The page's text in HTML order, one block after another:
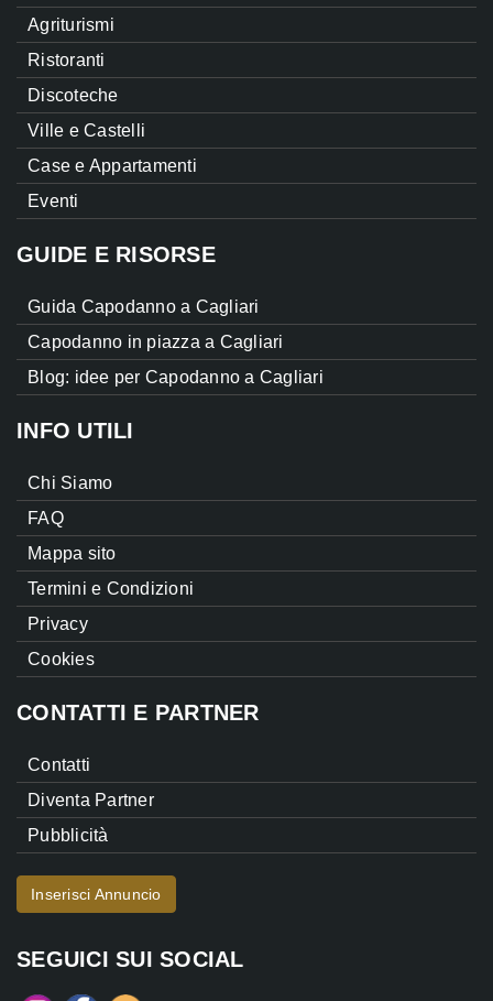
Agriturismi
Ristoranti
Discoteche
Ville e Castelli
Case e Appartamenti
Eventi
GUIDE E RISORSE
Guida Capodanno a Cagliari
Capodanno in piazza a Cagliari
Blog: idee per Capodanno a Cagliari
INFO UTILI
Chi Siamo
FAQ
Mappa sito
Termini e Condizioni
Privacy
Cookies
CONTATTI E PARTNER
Contatti
Diventa Partner
Pubblicità
Inserisci Annuncio
SEGUICI SUI SOCIAL